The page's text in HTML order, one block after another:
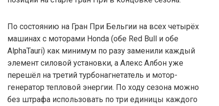
По состоянию на Гран При Бельгии на всех четырёх
машинах с моторами Honda (обе Red Bull и обе
AlphaTauri) как минимум по разу заменили каждый
элемент силовой установки, а Алекс Албон уже
перешёл на третий турбонагнетатель и мотор-
генератор тепловой энергии. По ходу сезона можно
без штрафа использовать по три единицы каждого